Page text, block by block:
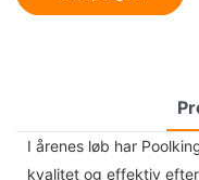
I årenes løb har
kvalitet og effektiv